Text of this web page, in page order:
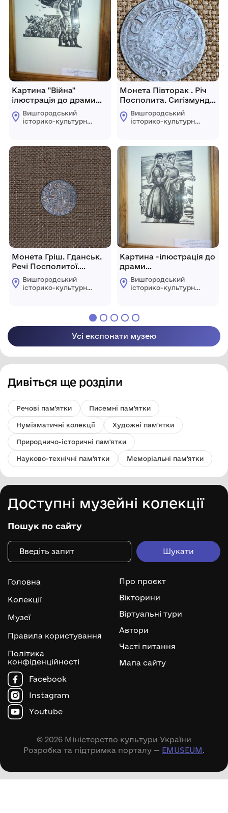
Картина "Війна"
ілюстрація до драми
"Ярослава Мудрого
,1962 р.
Вишгородський
історико-культурний
Монета Гріш. Гданськ.
Речі Посполитої.
Сигізмунд ІІІ
Вишгородський
історико-культурний
Монета Півторак . Річ
Посполита. Сигізмунд
ІІІ.
Вишгородський
історико-культурний
Картина -ілюстрація до
драми
І.Кочерги"Ярослав
Мудрий" "Ганна та
Вишгородський
історико-культурний
Усі експонати музею
Дивіться ще розділи
Речові пам'ятки Писемні пам'ятки
Нумізматичні колекції Художні пам'ятки
Природничо-історичні пам'ятки
Науково-технічні пам'ятки Меморіальні пам'ятки
Доступні музейні колекції
Пошук по сайту
Головна
Колекції
Музеї
Правила користування
Політика
конфіденційності
Про проєкт
Вікторини
Віртуальні тури
Автори
Часті питання
Мапа сайту
Facebook
Instagram
Youtube
© 2026 Міністерство культури України
Розробка та підтримка порталу — EMUSEUM.